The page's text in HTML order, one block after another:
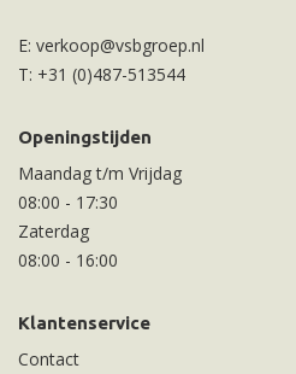
E: verkoop@vsbgroep.nl
T: +31 (0)487-513544
Openingstijden
Maandag t/m Vrijdag
08:00 - 17:30
Zaterdag
08:00 - 16:00
Klantenservice
Contact